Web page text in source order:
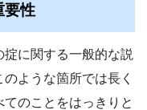
性
に関する一般的な説
ような箇所では長く
のことをはっきりと